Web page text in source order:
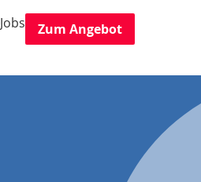
Jobs
Zum Angebot